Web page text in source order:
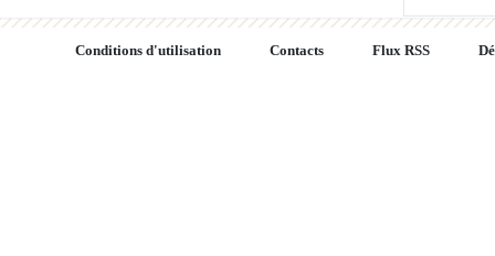
Conditions d'utilisation Contacts Flux RSS